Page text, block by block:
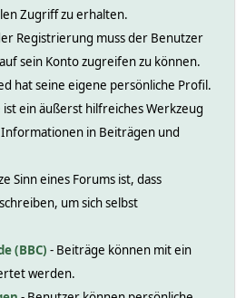
Zugriff zu erhalten.
Registrierung muss der Benutzer
sein Konto zugreifen zu können.
hat seine eigene persönliche Profil.
ist ein äußerst hilfreiches Werkzeug
in Beiträgen und
Sinn eines Forums ist, dass
um sich selbst
(BBC) - Beiträge können mit ein
werden.